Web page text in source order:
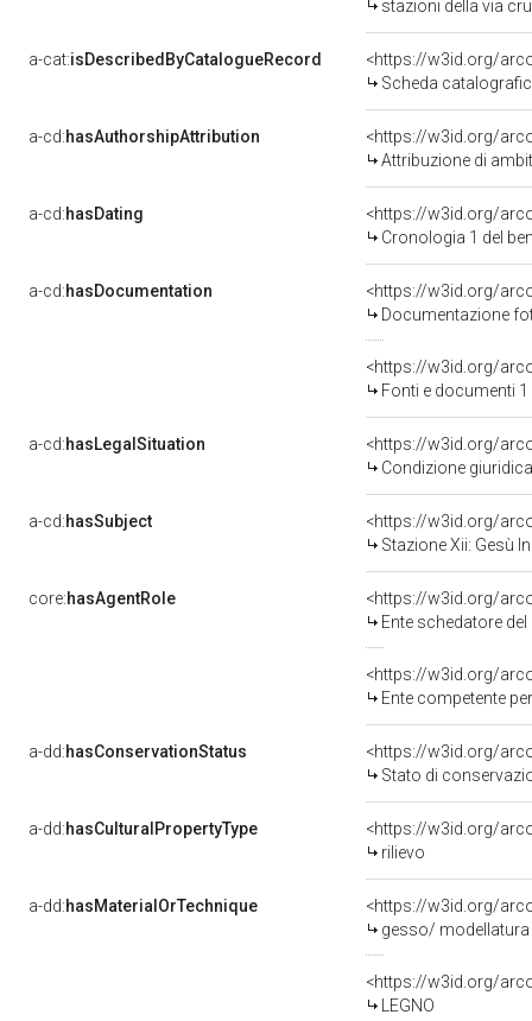
stazioni della via
a-cat:isDescribedByCatalogueRecord
<https://w3id.org/
Scheda
a-cd:hasAuthorshipAttribution
Attribuzione di
a-cd:hasDating
<https://w3id.org/
Cronologia 1 del
a-cd:hasDocumentation
Documentazione
<https://w3id.org/
Fonti e documenti
a-cd:hasLegalSituation
Condizione
a-cd:hasSubject
<https://w3id.org/
Stazione Xii: Gesù
core:hasAgentRole
<https://w3id.org/
Ente schedatore
<https://w3id.org/
Ente competente per tutela
a-dd:hasConservationStatus
<https://w3id.org/
Stato di
a-dd:hasCulturalPropertyType
<https://w3id.org/
rilievo
a-dd:hasMaterialOrTechnique
<https://w3id.org/
gesso/ modellatura
<https://w3id.org/
LEGNO